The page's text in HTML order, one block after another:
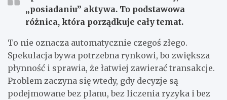
„posiadaniu” aktywa. To podstawowa
różnica, która porządkuje cały temat.
To nie oznacza automatycznie czegoś złego.
Spekulacja bywa potrzebna rynkowi, bo zwiększa
płynność i sprawia, że łatwiej zawierać transakcje.
Problem zaczyna się wtedy, gdy decyzje są
podejmowane bez planu, bez liczenia ryzyka i bez